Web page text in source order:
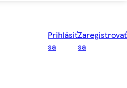
Prihlásiť
sa
Zaregistrovať
sa